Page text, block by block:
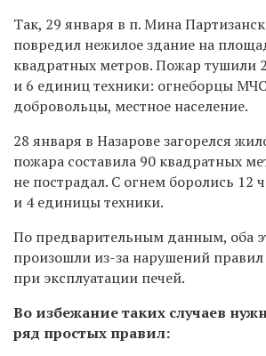
Так, 29 января в п. Мина
повредил нежилое здание на
квадратных метров. Пожар тушили
и 6 единиц техники: огнеборцы
добровольцы, местное население.
28 января в Назарове загорелся
пожара составила 90 квадратных
не пострадал. С огнем боролись 12
и 4 единицы техники.
По предварительным данным, оба
произошли из-за нарушений правил
при эксплуатации печей.
Во избежание таких случаев
ряд простых правил: